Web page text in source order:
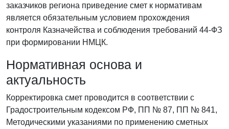
заказчиков региона приведение смет к нормативам
является обязательным условием прохождения
контроля Казначейства и соблюдения требований 44-ФЗ
при формировании НМЦК.
Нормативная основа и
актуальность
Корректировка смет проводится в соответствии с
Градостроительным кодексом РФ, ПП № 87, ПП № 841,
Методическими указаниями по применению сметных